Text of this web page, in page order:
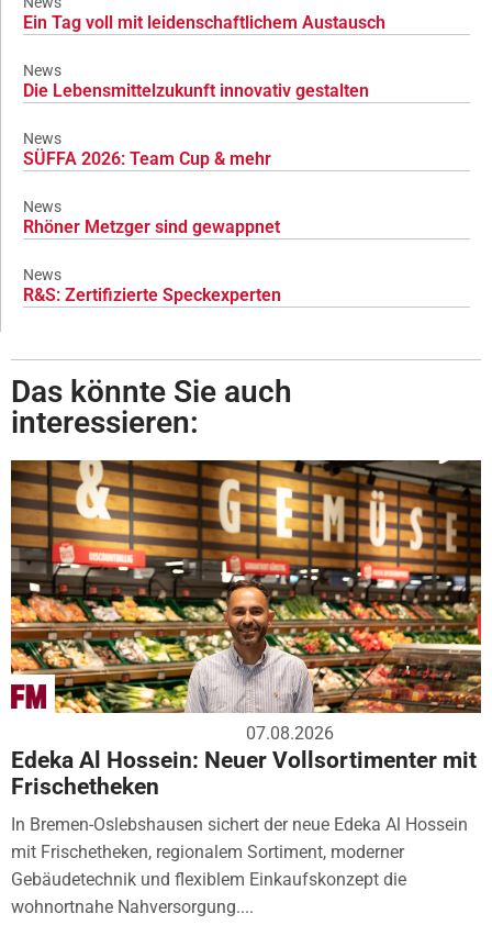
Ein Tag voll mit leidenschaftlichem Austausch
News
Die Lebensmittelzukunft innovativ gestalten
News
SÜFFA 2026: Team Cup & mehr
News
Rhöner Metzger sind gewappnet
News
R&S: Zertifizierte Speckexperten
Das könnte Sie auch
interessieren:
07.08.2026
Edeka Al Hossein: Neuer Vollsortimenter mit
Frischetheken
In Bremen-Oslebshausen sichert der neue Edeka Al Hossein
mit Frischetheken, regionalem Sortiment, moderner
Gebäudetechnik und flexiblem Einkaufskonzept die
wohnortnahe Nahversorgung....